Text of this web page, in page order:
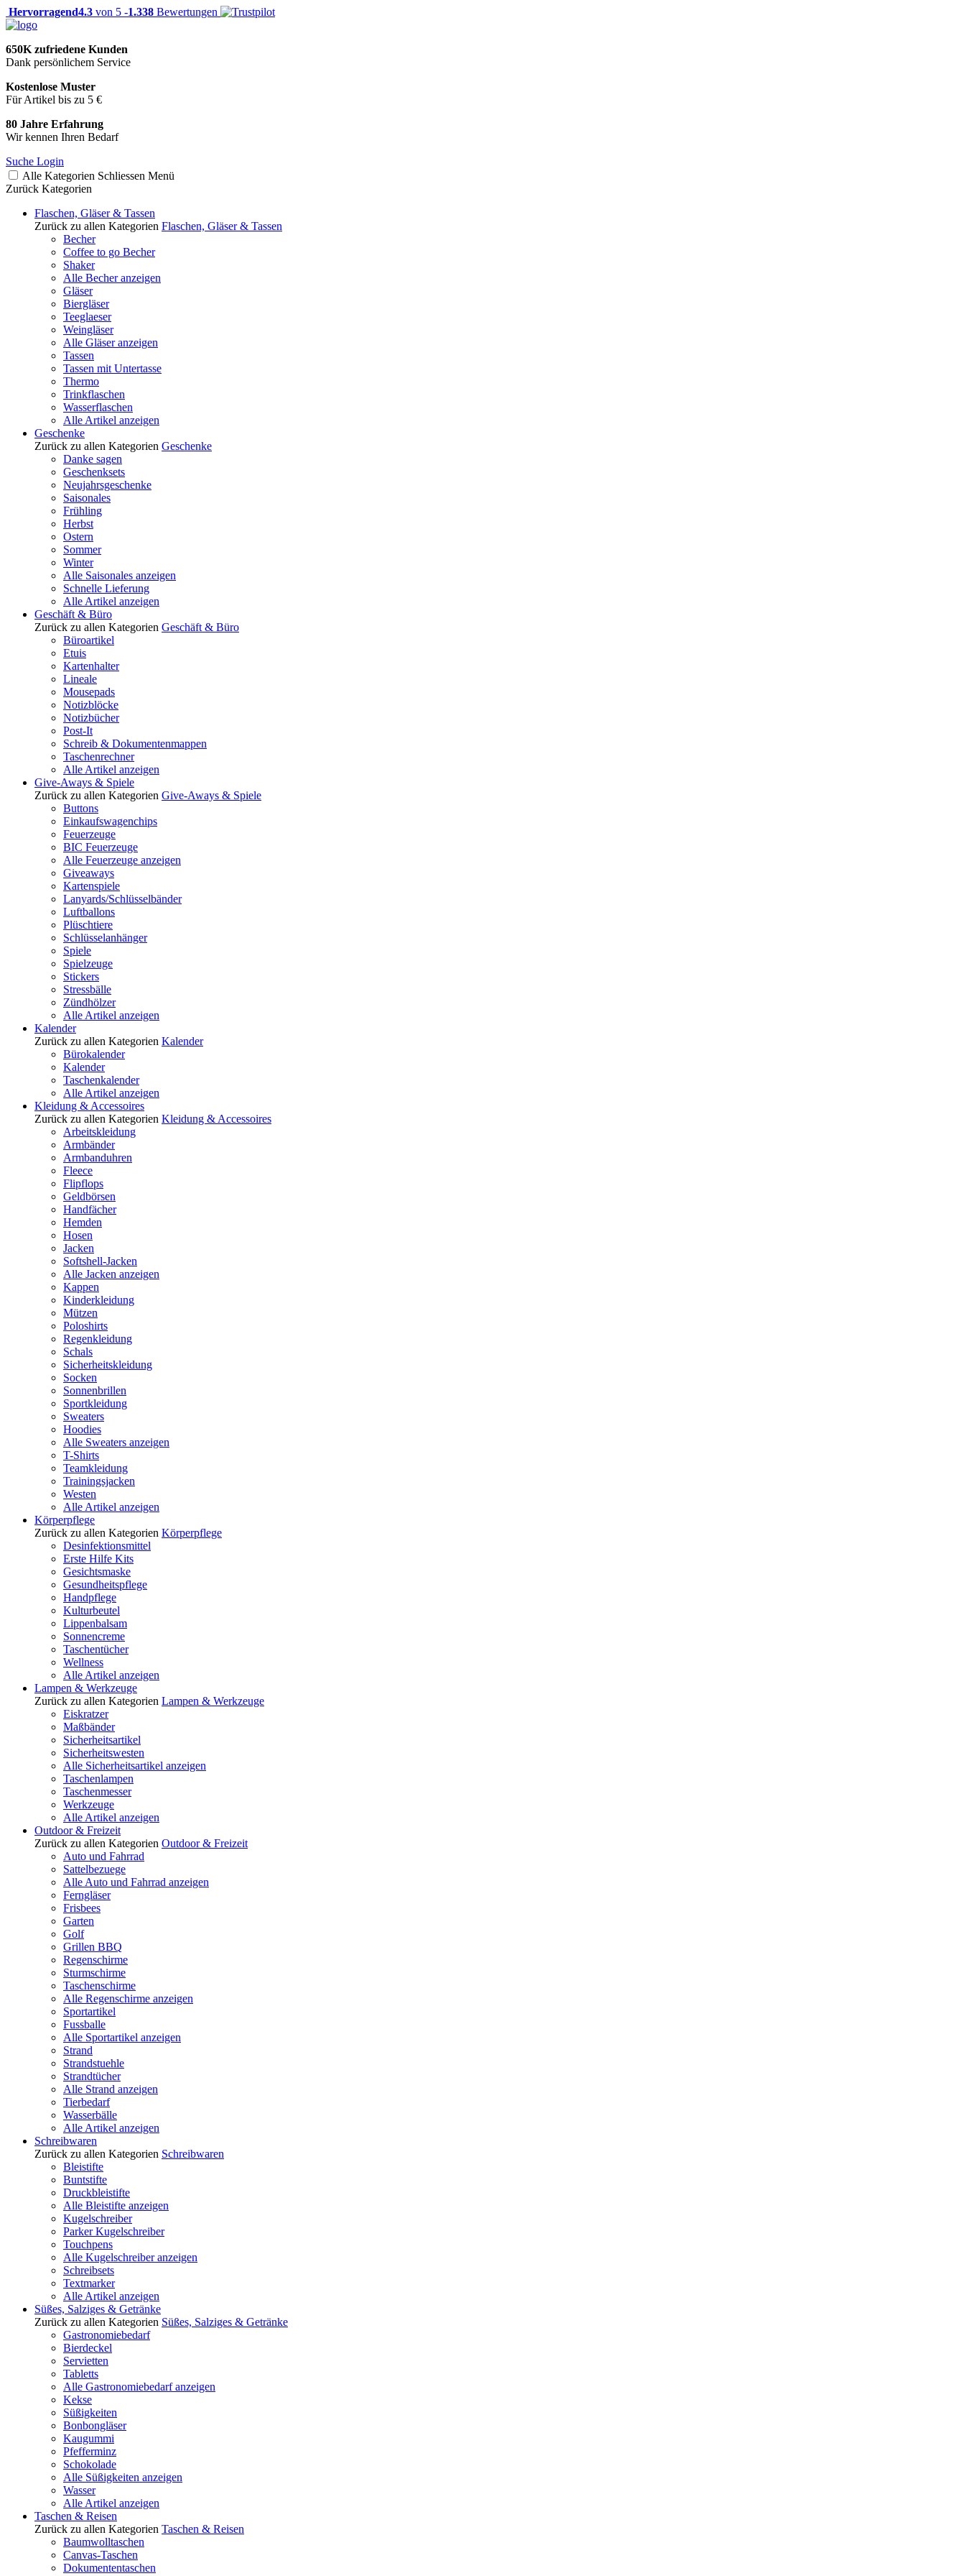
Hervorragend4.3 von 5 -1.338 Bewertungen
650K zufriedene Kunden
Dank persönlichem Service
Kostenlose Muster
Für Artikel bis zu 5 €
80 Jahre Erfahrung
Wir kennen Ihren Bedarf
Suche Login
Alle Kategorien Schliessen Menü
Zurück Kategorien
Flaschen, Gläser & Tassen
Zurück zu allen Kategorien Flaschen, Gläser & Tassen
Becher
Coffee to go Becher
Shaker
Alle Becher anzeigen
Gläser
Biergläser
Teeglaeser
Weingläser
Alle Gläser anzeigen
Tassen
Tassen mit Untertasse
Thermo
Trinkflaschen
Wasserflaschen
Alle Artikel anzeigen
Geschenke
Zurück zu allen Kategorien Geschenke
Danke sagen
Geschenksets
Neujahrsgeschenke
Saisonales
Frühling
Herbst
Ostern
Sommer
Winter
Alle Saisonales anzeigen
Schnelle Lieferung
Alle Artikel anzeigen
Geschäft & Büro
Zurück zu allen Kategorien Geschäft & Büro
Büroartikel
Etuis
Kartenhalter
Lineale
Mousepads
Notizblöcke
Notizbücher
Post-It
Schreib & Dokumentenmappen
Taschenrechner
Alle Artikel anzeigen
Give-Aways & Spiele
Zurück zu allen Kategorien Give-Aways & Spiele
Buttons
Einkaufswagenchips
Feuerzeuge
BIC Feuerzeuge
Alle Feuerzeuge anzeigen
Giveaways
Kartenspiele
Lanyards/Schlüsselbänder
Luftballons
Plüschtiere
Schlüsselanhänger
Spiele
Spielzeuge
Stickers
Stressbälle
Zündhölzer
Alle Artikel anzeigen
Kalender
Zurück zu allen Kategorien Kalender
Bürokalender
Kalender
Taschenkalender
Alle Artikel anzeigen
Kleidung & Accessoires
Zurück zu allen Kategorien Kleidung & Accessoires
Arbeitskleidung
Armbänder
Armbanduhren
Fleece
Flipflops
Geldbörsen
Handfächer
Hemden
Hosen
Jacken
Softshell-Jacken
Alle Jacken anzeigen
Kappen
Kinderkleidung
Mützen
Poloshirts
Regenkleidung
Schals
Sicherheitskleidung
Socken
Sonnenbrillen
Sportkleidung
Sweaters
Hoodies
Alle Sweaters anzeigen
T-Shirts
Teamkleidung
Trainingsjacken
Westen
Alle Artikel anzeigen
Körperpflege
Zurück zu allen Kategorien Körperpflege
Desinfektionsmittel
Erste Hilfe Kits
Gesichtsmaske
Gesundheitspflege
Handpflege
Kulturbeutel
Lippenbalsam
Sonnencreme
Taschentücher
Wellness
Alle Artikel anzeigen
Lampen & Werkzeuge
Zurück zu allen Kategorien Lampen & Werkzeuge
Eiskratzer
Maßbänder
Sicherheitsartikel
Sicherheitswesten
Alle Sicherheitsartikel anzeigen
Taschenlampen
Taschenmesser
Werkzeuge
Alle Artikel anzeigen
Outdoor & Freizeit
Zurück zu allen Kategorien Outdoor & Freizeit
Auto und Fahrrad
Sattelbezuege
Alle Auto und Fahrrad anzeigen
Ferngläser
Frisbees
Garten
Golf
Grillen BBQ
Regenschirme
Sturmschirme
Taschenschirme
Alle Regenschirme anzeigen
Sportartikel
Fussballe
Alle Sportartikel anzeigen
Strand
Strandstuehle
Strandtücher
Alle Strand anzeigen
Tierbedarf
Wasserbälle
Alle Artikel anzeigen
Schreibwaren
Zurück zu allen Kategorien Schreibwaren
Bleistifte
Buntstifte
Druckbleistifte
Alle Bleistifte anzeigen
Kugelschreiber
Parker Kugelschreiber
Touchpens
Alle Kugelschreiber anzeigen
Schreibsets
Textmarker
Alle Artikel anzeigen
Süßes, Salziges & Getränke
Zurück zu allen Kategorien Süßes, Salziges & Getränke
Gastronomiebedarf
Bierdeckel
Servietten
Tabletts
Alle Gastronomiebedarf anzeigen
Kekse
Süßigkeiten
Bonbongläser
Kaugummi
Pfefferminz
Schokolade
Alle Süßigkeiten anzeigen
Wasser
Alle Artikel anzeigen
Taschen & Reisen
Zurück zu allen Kategorien Taschen & Reisen
Baumwolltaschen
Canvas-Taschen
Dokumententaschen